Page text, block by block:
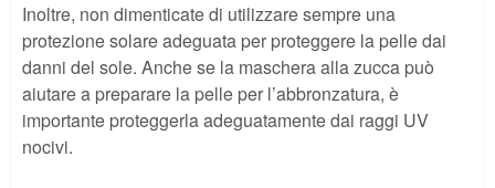
Inoltre, non dimenticate di utilizzare sempre una
protezione solare adeguata per proteggere la pelle dai
danni del sole. Anche se la maschera alla zucca può
aiutare a preparare la pelle per l’abbronzatura, è
importante proteggerla adeguatamente dai raggi UV
nocivi.